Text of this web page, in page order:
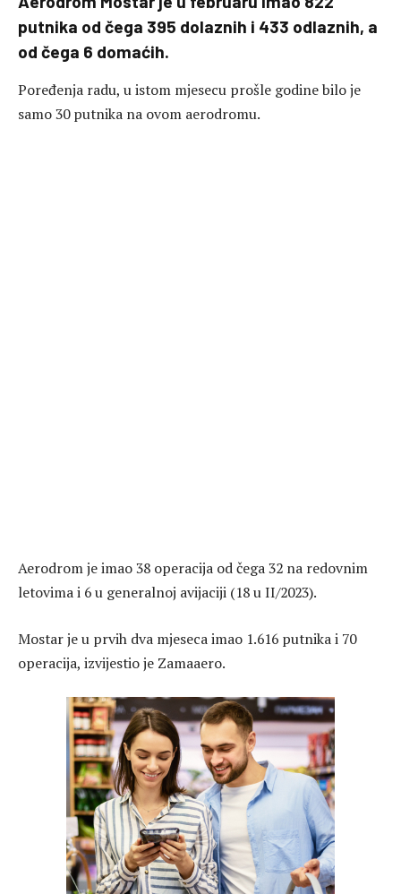
putnika od čega 395 dolaznih i 433 odlaznih, a
od čega 6 domaćih.
Poređenja radu, u istom mjesecu prošle godine bilo je
samo 30 putnika na ovom aerodromu.
Aerodrom je imao 38 operacija od čega 32 na redovnim
letovima i 6 u generalnoj avijaciji (18 u II/2023).
Mostar je u prvih dva mjeseca imao 1.616 putnika i 70
operacija, izvijestio je Zamaaero.